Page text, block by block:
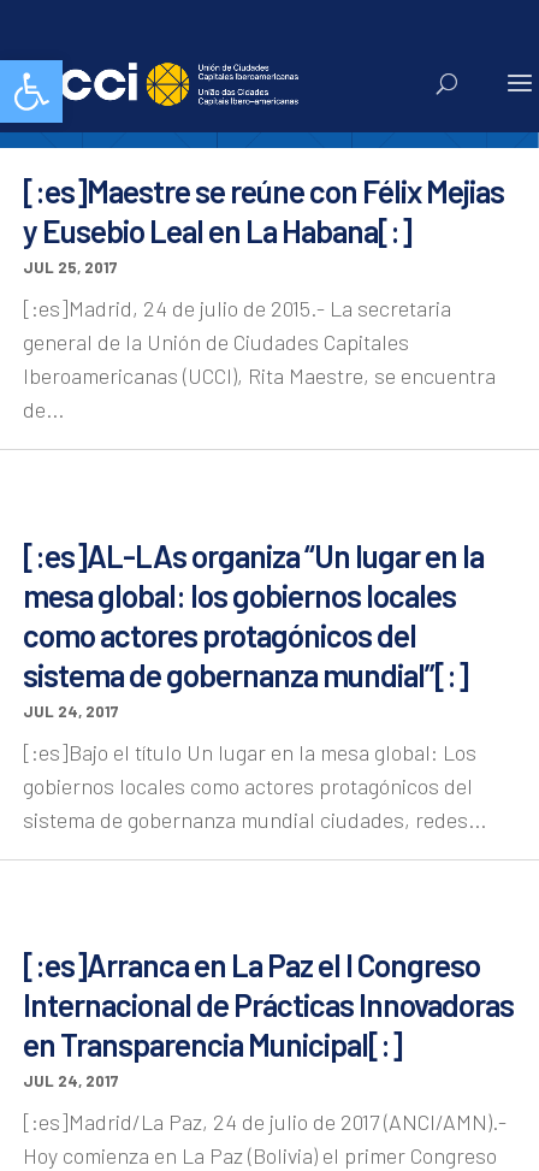
Abrir barra de herramientasUCCI
[:es]Maestre se reúne con Félix Mejias
y Eusebio Leal en La Habana[:]
JUL 25, 2017
[:es]Madrid, 24 de julio de 2015.- La secretaria
general de la Unión de Ciudades Capitales
Iberoamericanas (UCCI), Rita Maestre, se encuentra
de...
[:es]AL-LAs organiza “Un lugar en la
mesa global: los gobiernos locales
como actores protagónicos del
sistema de gobernanza mundial”[:]
JUL 24, 2017
[:es]Bajo el título Un lugar en la mesa global: Los
gobiernos locales como actores protagónicos del
sistema de gobernanza mundial ciudades, redes...
[:es]Arranca en La Paz el I Congreso
Internacional de Prácticas Innovadoras
en Transparencia Municipal[:]
JUL 24, 2017
[:es]Madrid/La Paz, 24 de julio de 2017 (ANCI/AMN).-
Hoy comienza en La Paz (Bolivia) el primer Congreso